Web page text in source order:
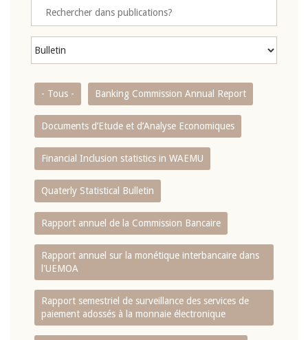
- Tous - Banking Commission Annual Report
Documents d’Etude et d’Analyse Economiques
Financial Inclusion statistics in WAEMU
Quaterly Statistical Bulletin
Rapport annuel de la Commission Bancaire
Rapport annuel sur la monétique interbancaire dans
l'UEMOA
Rapport semestriel de surveillance des services de
paiement adossés à la monnaie électronique